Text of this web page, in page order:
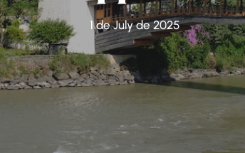
1 de July de 2025